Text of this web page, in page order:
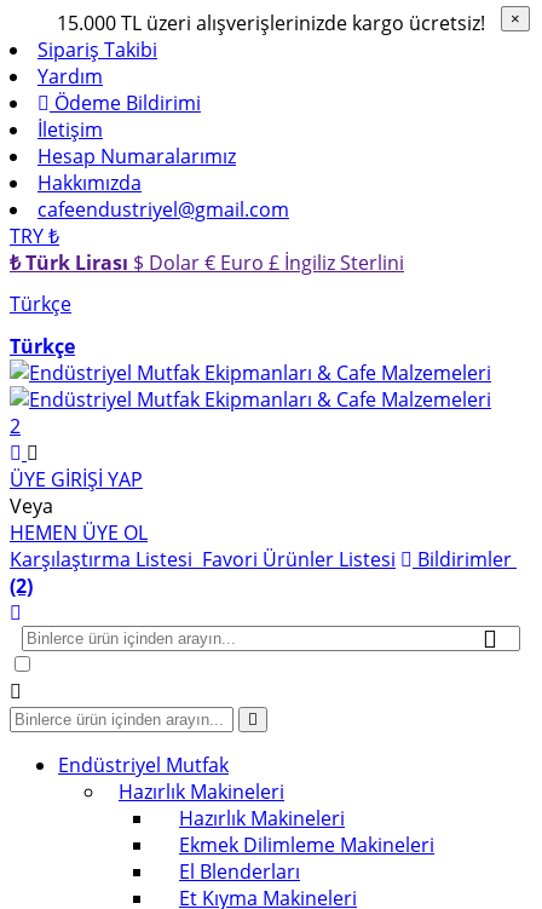
15.000 TL üzeri alışverişlerinizde kargo ücretsiz!
Sipariş Takibi
Yardım
Ödeme Bildirimi
İletişim
Hesap Numaralarımız
Hakkımızda
cafeendustriyel@gmail.com
TRY ₺
₺ Türk Lirası $ Dolar€ Euro £ İngiliz Sterlini
Türkçe
Türkçe
2
ÜYE GİRİŞİ YAP
Veya
HEMEN ÜYE OL
Karşılaştırma Listesi Favori Ürünler Listesi
Bildirimler
(2)
Endüstriyel Mutfak
Hazırlık Makineleri
Hazırlık Makineleri
Ekmek Dilimleme Makineleri
El Blenderları
Et Kıyma Makineleri
×
×